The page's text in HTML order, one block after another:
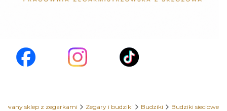
sklep z zegarkami Zegary i budziki Budziki Budziki sieciowe